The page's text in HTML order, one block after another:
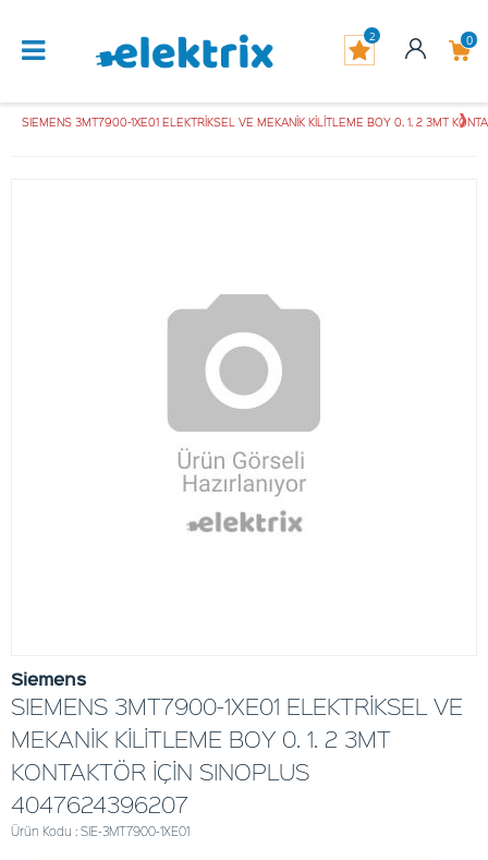
0
2
SIEMENS 3MT7900-1XE01 ELEKTRİKSEL VE MEKANİK KİLİTLEME BOY 0. 1. 2 3MT
Siemens
SIEMENS 3MT7900-1XE01 ELEKTRİKSEL VE
MEKANİK KİLİTLEME BOY 0. 1. 2 3MT
KONTAKTÖR İÇİN SINOPLUS
4047624396207
Ürün Kodu : SIE-3MT7900-1XE01